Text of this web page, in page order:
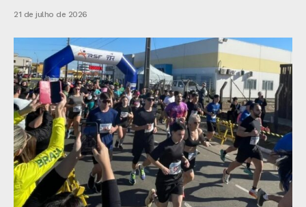
21 de julho de 2026